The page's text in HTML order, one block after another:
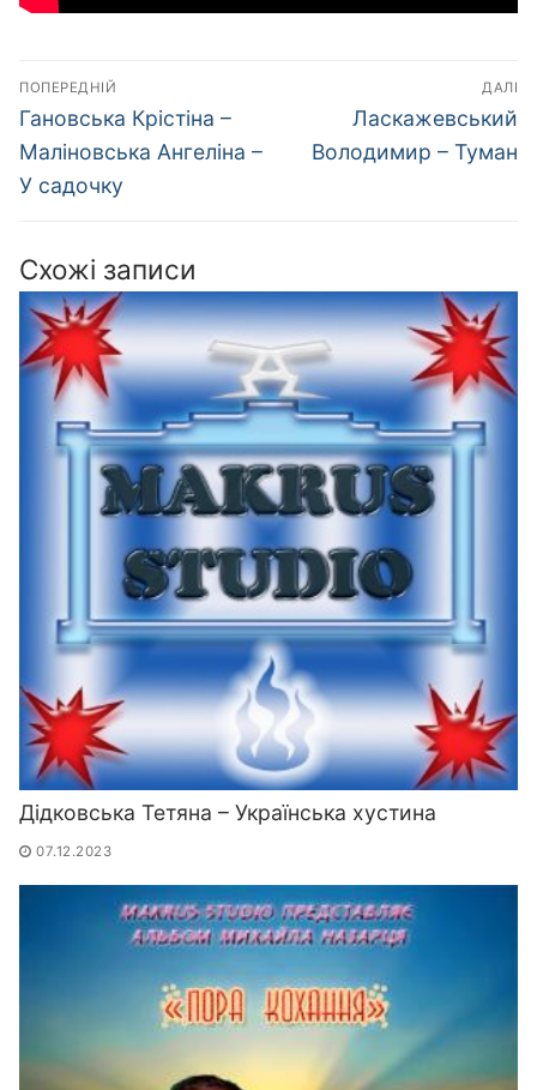
Навігація
записів
ПОПЕРЕДНІЙ
Попередній
запис:
Гановська Крістіна –
Маліновська Ангеліна –
У садочку
ДАЛІ
Наступний
запис:
Ласкажевський
Володимир – Туман
Схожі записи
Дідковська Тетяна – Українська хустина
07.12.2023